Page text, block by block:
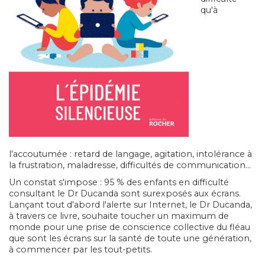
qu'à
l'accoutumée : retard de langage, agitation, intolérance à
la frustration, maladresse, difficultés de communication...
Un constat s'impose : 95 % des enfants en difficulté
consultant le Dr Ducanda sont surexposés aux écrans.
Lançant tout d'abord l'alerte sur Internet, le Dr Ducanda,
à travers ce livre, souhaite toucher un maximum de
monde pour une prise de conscience collective du fléau
que sont les écrans sur la santé de toute une génération,
à commencer par les tout-petits.